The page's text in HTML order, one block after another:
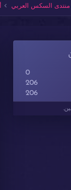
منتدى السكس العربي
0
206
206